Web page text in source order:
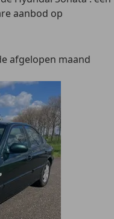
aanbod op
afgelopen maand